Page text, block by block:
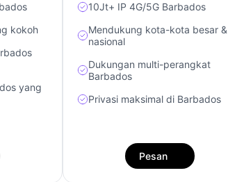
kokoh
yang
10Jt+ IP 4G/5G Barbados
Mendukung kota-kota besar &
nasional
Dukungan multi-perangkat
Barbados
Privasi maksimal di Barbados
Pesan